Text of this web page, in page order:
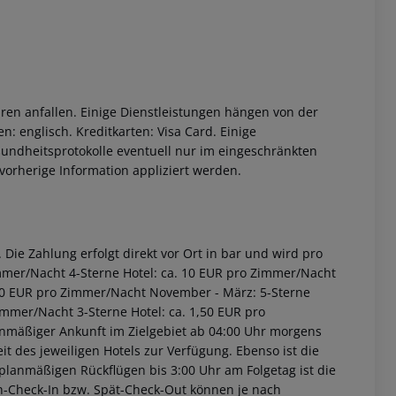
anfallen. Einige Dienstleistungen hängen von der
englisch. Kreditkarten: Visa Card. Einige
eventuell nur im eingeschränkten
Information appliziert werden.
Zahlung erfolgt direkt vor Ort in bar und wird pro
Nacht 4-Sterne Hotel: ca. 10 EUR pro Zimmer/Nacht
EUR pro Zimmer/Nacht November - März: 5-Sterne
Nacht 3-Sterne Hotel: ca. 1,50 EUR pro
Ankunft im Zielgebiet ab 04:00 Uhr morgens
des jeweiligen Hotels zur Verfügung. Ebenso ist die
Rückflügen bis 3:00 Uhr am Folgetag ist die
In bzw. Spät-Check-Out können je nach